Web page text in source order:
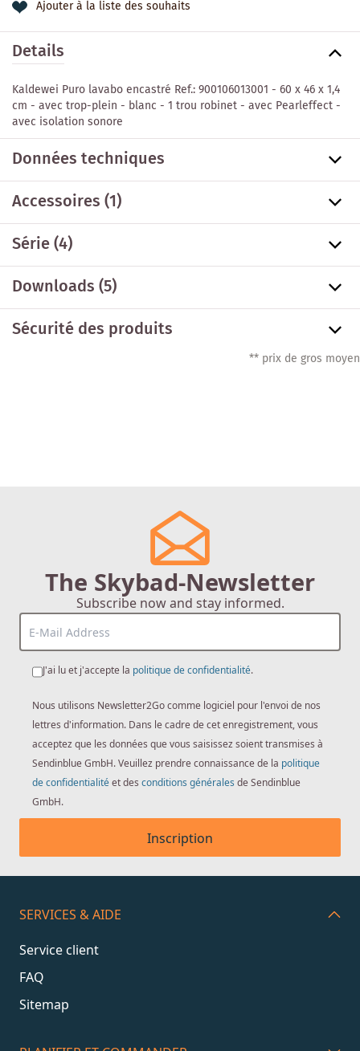
Ajouter à la liste des souhaits
Details
Kaldewei Puro lavabo encastré Ref.: 900106013001 - 60 x 46 x 1,4
cm - avec trop-plein - blanc - 1 trou robinet - avec Pearleffect -
avec isolation sonore
Données techniques
Accessoires(1)
Série(4)
Downloads (5)
Sécurité des produits
** prix de gros moyen
The Skybad-Newsletter
Subscribe now and stay informed.
J'ai lu et j'accepte la politique de confidentialité.
Nous utilisons Newsletter2Go comme logiciel pour l'envoi de nos
lettres d'information. Dans le cadre de cet enregistrement, vous
acceptez que les données que vous saisissez soient transmises à
Sendinblue GmbH. Veuillez prendre connaissance de la politique
de confidentialitéet des conditions générales de Sendinblue
GmbH.
Inscription
SERVICES & AIDE
Service client
FAQ
Sitemap